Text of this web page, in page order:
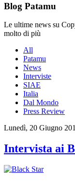
Blog Patamu
Le ultime news su
molto di più
All
Patamu
News
Interviste
SIAE
Italia
Dal Mondo
Press Review
Lunedì, 20 Giugno
Intervista ai